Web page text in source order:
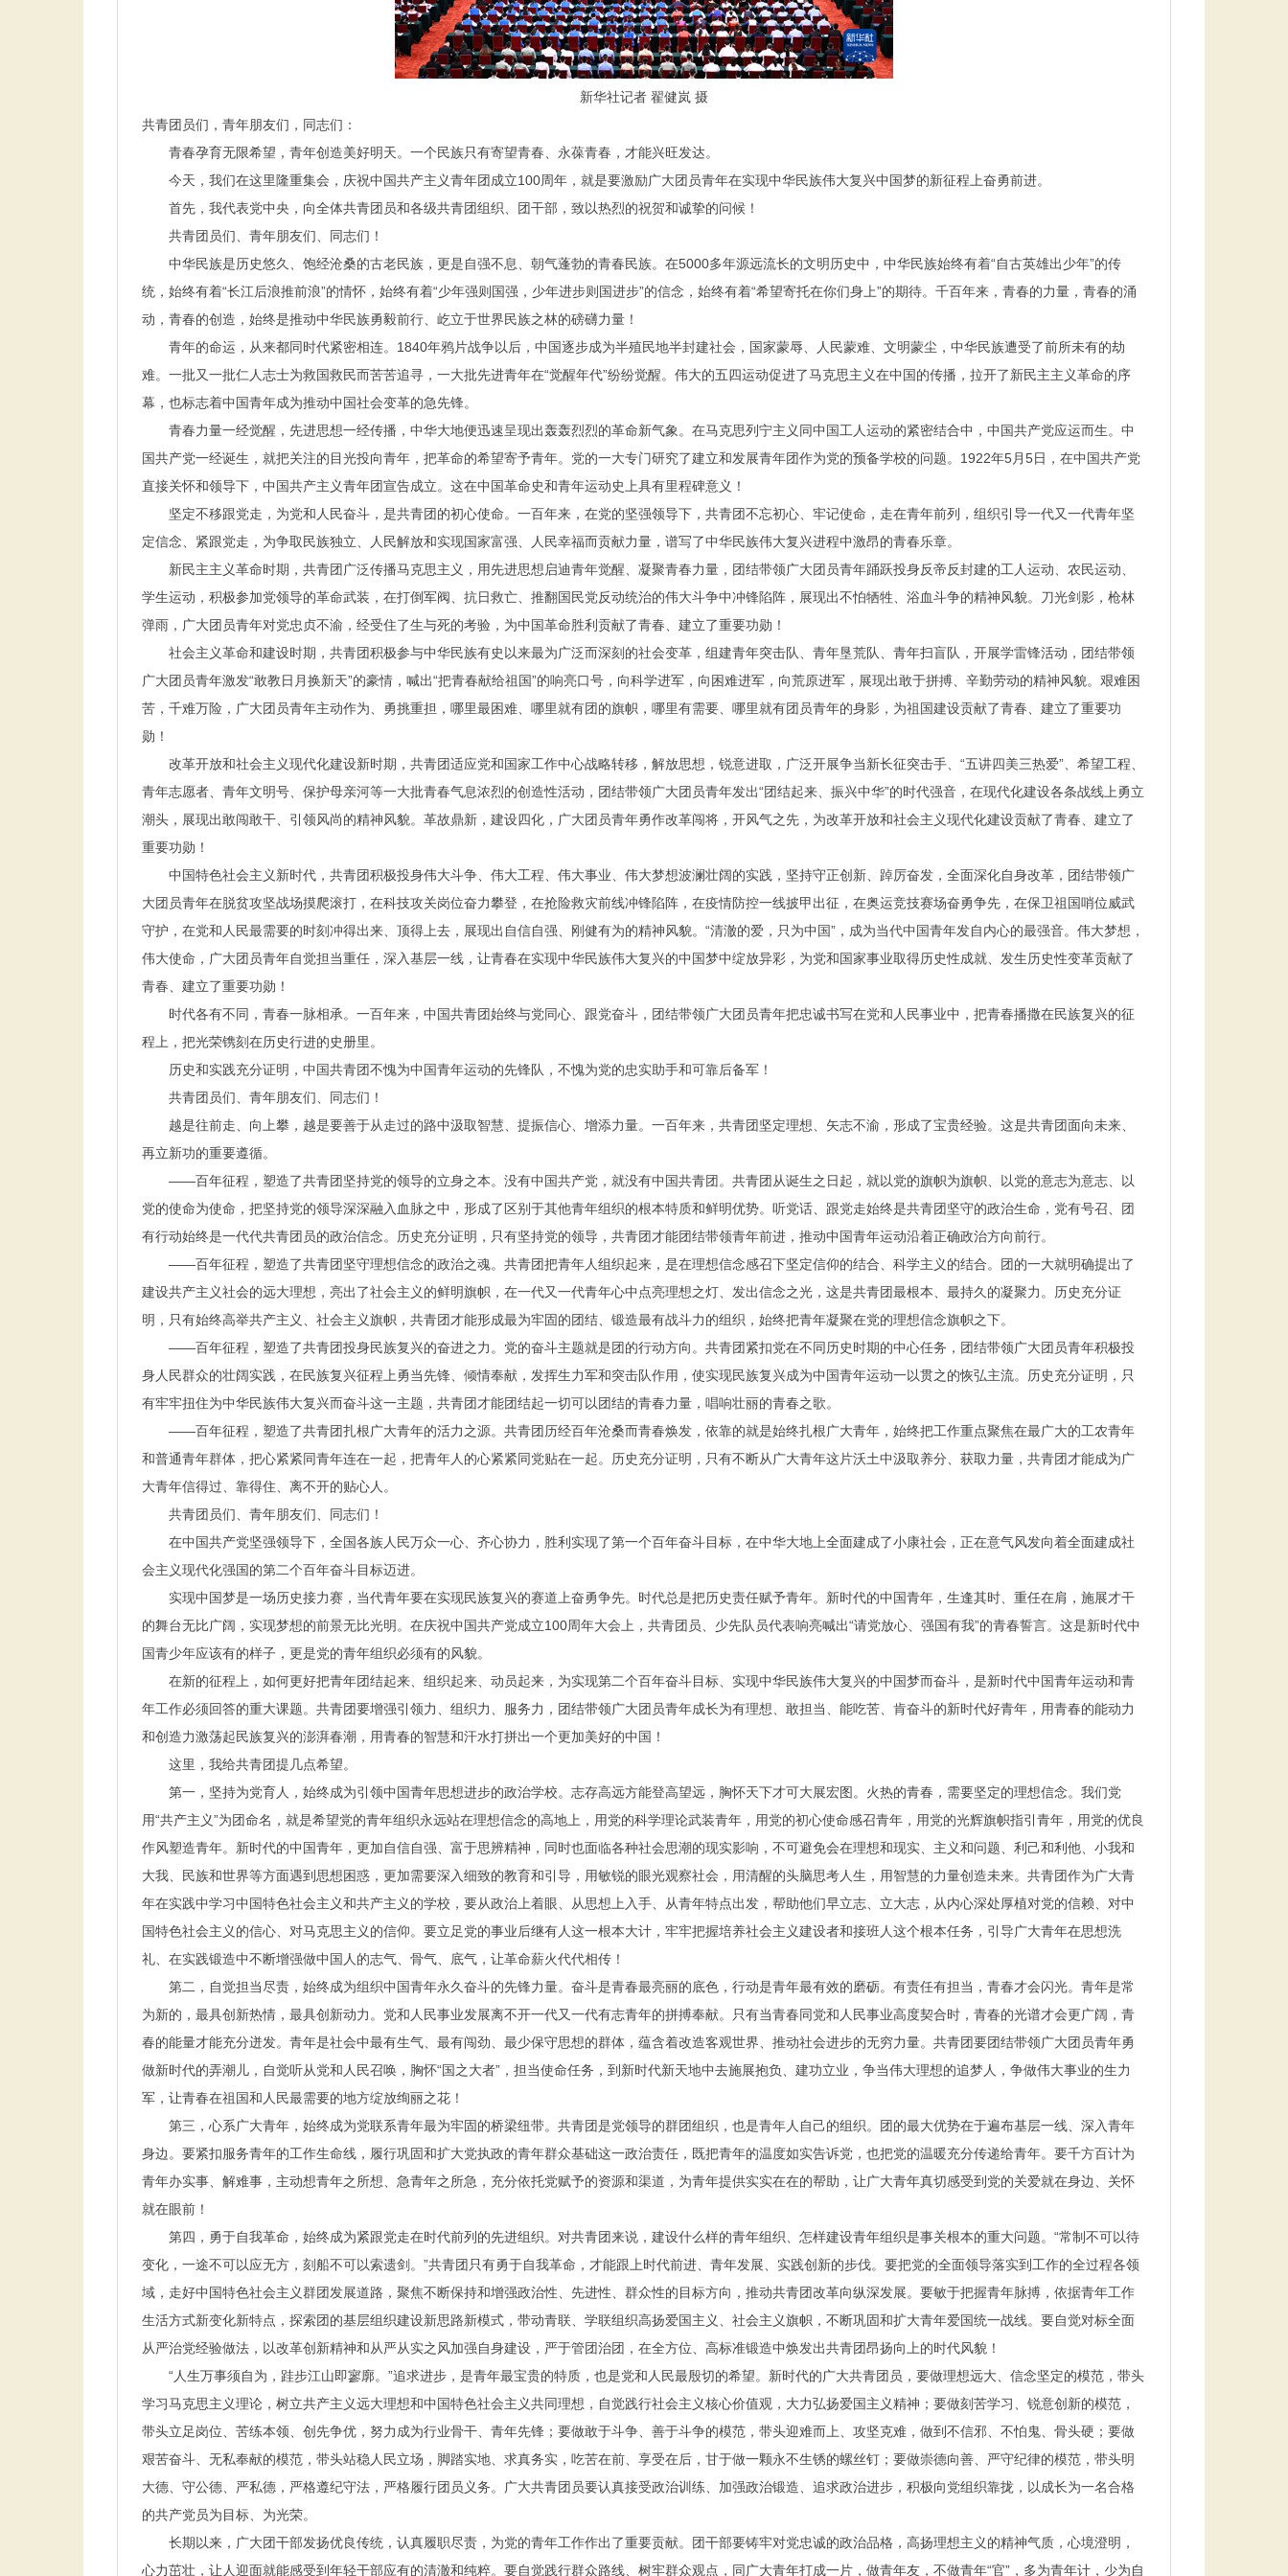
新华社记者 翟健岚 摄
共青团员们，青年朋友们，同志们：
青春孕育无限希望，青年创造美好明天。一个民族只有寄望青春、永葆青春，才能兴旺发达。
今天，我们在这里隆重集会，庆祝中国共产主义青年团成立100周年，就是要激励广大团员青年在实现中华民族伟大复兴中国梦的新征程上奋勇前进。
首先，我代表党中央，向全体共青团员和各级共青团组织、团干部，致以热烈的祝贺和诚挚的问候！
共青团员们、青年朋友们、同志们！
中华民族是历史悠久、饱经沧桑的古老民族，更是自强不息、朝气蓬勃的青春民族。在5000多年源远流长的文明历史中，中华民族始终有着“自古英雄出少年”的传
统，始终有着“长江后浪推前浪”的情怀，始终有着“少年强则国强，少年进步则国进步”的信念，始终有着“希望寄托在你们身上”的期待。千百年来，青春的力量，青春的涌
动，青春的创造，始终是推动中华民族勇毅前行、屹立于世界民族之林的磅礴力量！
青年的命运，从来都同时代紧密相连。 1840年鸦片战争以后，中国逐步成为半殖民地半封建社会，国家蒙辱、人民蒙难、文明蒙尘，中华民族遭受了前所未有的劫
难。一批又一批仁人志士为救国救民而苦苦追寻，一大批先进青年在“觉醒年代”纷纷觉醒。伟大的五四运动促进了马克思主义在中国的传播，拉开了新民主主义革命的序
幕，也标志着中国青年成为推动中国社会变革的急先锋。
青春力量一经觉醒，先进思想一经传播，中华大地便迅速呈现出轰轰烈烈的革命新气象。在马克思列宁主义同中国工人运动的紧密结合中，中国共产党应运而生。中
国共产党一经诞生，就把关注的目光投向青年，把革命的希望寄予青年。党的一大专门研究了建立和发展青年团作为党的预备学校的问题。 1922年5月5日，在中国共产党
直接关怀和领导下，中国共产主义青年团宣告成立。这在中国革命史和青年运动史上具有里程碑意义！
坚定不移跟党走，为党和人民奋斗，是共青团的初心使命。一百年来，在党的坚强领导下，共青团不忘初心、牢记使命，走在青年前列，组织引导一代又一代青年坚
定信念、紧跟党走，为争取民族独立、人民解放和实现国家富强、人民幸福而贡献力量，谱写了中华民族伟大复兴进程中激昂的青春乐章。
新民主主义革命时期，共青团广泛传播马克思主义，用先进思想启迪青年觉醒、凝聚青春力量，团结带领广大团员青年踊跃投身反帝反封建的工人运动、农民运动、
学生运动，积极参加党领导的革命武装，在打倒军阀、抗日救亡、推翻国民党反动统治的伟大斗争中冲锋陷阵，展现出不怕牺牲、浴血斗争的精神风貌。刀光剑影，枪林
弹雨，广大团员青年对党忠贞不渝，经受住了生与死的考验，为中国革命胜利贡献了青春、建立了重要功勋！
社会主义革命和建设时期，共青团积极参与中华民族有史以来最为广泛而深刻的社会变革，组建青年突击队、青年垦荒队、青年扫盲队，开展学雷锋活动，团结带领
广大团员青年激发“敢教日月换新天”的豪情，喊出“把青春献给祖国”的响亮口号，向科学进军，向困难进军，向荒原进军，展现出敢于拼搏、辛勤劳动的精神风貌。艰难困
苦，千难万险，广大团员青年主动作为、勇挑重担，哪里最困难、哪里就有团的旗帜，哪里有需要、哪里就有团员青年的身影，为祖国建设贡献了青春、建立了重要功
勋！
改革开放和社会主义现代化建设新时期，共青团适应党和国家工作中心战略转移，解放思想，锐意进取，广泛开展争当新长征突击手、“五讲四美三热爱”、希望工程、
青年志愿者、青年文明号、保护母亲河等一大批青春气息浓烈的创造性活动，团结带领广大团员青年发出“团结起来、振兴中华”的时代强音，在现代化建设各条战线上勇立
潮头，展现出敢闯敢干、引领风尚的精神风貌。革故鼎新，建设四化，广大团员青年勇作改革闯将，开风气之先，为改革开放和社会主义现代化建设贡献了青春、建立了
重要功勋！
中国特色社会主义新时代，共青团积极投身伟大斗争、伟大工程、伟大事业、伟大梦想波澜壮阔的实践，坚持守正创新、踔厉奋发，全面深化自身改革，团结带领广
大团员青年在脱贫攻坚战场摸爬滚打，在科技攻关岗位奋力攀登，在抢险救灾前线冲锋陷阵，在疫情防控一线披甲出征，在奥运竞技赛场奋勇争先，在保卫祖国哨位威武
守护，在党和人民最需要的时刻冲得出来、顶得上去，展现出自信自强、刚健有为的精神风貌。“清澈的爱，只为中国”，成为当代中国青年发自内心的最强音。伟大梦想，
伟大使命，广大团员青年自觉担当重任，深入基层一线，让青春在实现中华民族伟大复兴的中国梦中绽放异彩，为党和国家事业取得历史性成就、发生历史性变革贡献了
青春、建立了重要功勋！
时代各有不同，青春一脉相承。一百年来，中国共青团始终与党同心、跟党奋斗，团结带领广大团员青年把忠诚书写在党和人民事业中，把青春播撒在民族复兴的征
程上，把光荣镌刻在历史行进的史册里。
历史和实践充分证明，中国共青团不愧为中国青年运动的先锋队，不愧为党的忠实助手和可靠后备军！
共青团员们、青年朋友们、同志们！
越是往前走、向上攀，越是要善于从走过的路中汲取智慧、提振信心、增添力量。一百年来，共青团坚定理想、矢志不渝，形成了宝贵经验。这是共青团面向未来、
再立新功的重要遵循。
——百年征程，塑造了共青团坚持党的领导的立身之本。没有中国共产党，就没有中国共青团。共青团从诞生之日起，就以党的旗帜为旗帜、以党的意志为意志、以
党的使命为使命，把坚持党的领导深深融入血脉之中，形成了区别于其他青年组织的根本特质和鲜明优势。听党话、跟党走始终是共青团坚守的政治生命，党有号召、团
有行动始终是一代代共青团员的政治信念。历史充分证明，只有坚持党的领导，共青团才能团结带领青年前进，推动中国青年运动沿着正确政治方向前行。
——百年征程，塑造了共青团坚守理想信念的政治之魂。共青团把青年人组织起来，是在理想信念感召下坚定信仰的结合、科学主义的结合。团的一大就明确提出了
建设共产主义社会的远大理想，亮出了社会主义的鲜明旗帜，在一代又一代青年心中点亮理想之灯、发出信念之光，这是共青团最根本、最持久的凝聚力。历史充分证
明，只有始终高举共产主义、社会主义旗帜，共青团才能形成最为牢固的团结、锻造最有战斗力的组织，始终把青年凝聚在党的理想信念旗帜之下。
——百年征程，塑造了共青团投身民族复兴的奋进之力。党的奋斗主题就是团的行动方向。共青团紧扣党在不同历史时期的中心任务，团结带领广大团员青年积极投
身人民群众的壮阔实践，在民族复兴征程上勇当先锋、倾情奉献，发挥生力军和突击队作用，使实现民族复兴成为中国青年运动一以贯之的恢弘主流。历史充分证明，只
有牢牢扭住为中华民族伟大复兴而奋斗这一主题，共青团才能团结起一切可以团结的青春力量，唱响壮丽的青春之歌。
——百年征程，塑造了共青团扎根广大青年的活力之源。共青团历经百年沧桑而青春焕发，依靠的就是始终扎根广大青年，始终把工作重点聚焦在最广大的工农青年
和普通青年群体，把心紧紧同青年连在一起，把青年人的心紧紧同党贴在一起。历史充分证明，只有不断从广大青年这片沃土中汲取养分、获取力量，共青团才能成为广
大青年信得过、靠得住、离不开的贴心人。
共青团员们、青年朋友们、同志们！
在中国共产党坚强领导下，全国各族人民万众一心、齐心协力，胜利实现了第一个百年奋斗目标，在中华大地上全面建成了小康社会，正在意气风发向着全面建成社
会主义现代化强国的第二个百年奋斗目标迈进。
实现中国梦是一场历史接力赛，当代青年要在实现民族复兴的赛道上奋勇争先。时代总是把历史责任赋予青年。新时代的中国青年，生逢其时、重任在肩，施展才干
的舞台无比广阔，实现梦想的前景无比光明。在庆祝中国共产党成立100周年大会上，共青团员、少先队员代表响亮喊出“请党放心、强国有我”的青春誓言。这是新时代中
国青少年应该有的样子，更是党的青年组织必须有的风貌。
在新的征程上，如何更好把青年团结起来、组织起来、动员起来，为实现第二个百年奋斗目标、实现中华民族伟大复兴的中国梦而奋斗，是新时代中国青年运动和青
年工作必须回答的重大课题。共青团要增强引领力、组织力、服务力，团结带领广大团员青年成长为有理想、敢担当、能吃苦、肯奋斗的新时代好青年，用青春的能动力
和创造力激荡起民族复兴的澎湃春潮，用青春的智慧和汗水打拼出一个更加美好的中国！
这里，我给共青团提几点希望。
第一，坚持为党育人，始终成为引领中国青年思想进步的政治学校。志存高远方能登高望远，胸怀天下才可大展宏图。火热的青春，需要坚定的理想信念。我们党
用“共产主义”为团命名，就是希望党的青年组织永远站在理想信念的高地上，用党的科学理论武装青年，用党的初心使命感召青年，用党的光辉旗帜指引青年，用党的优良
作风塑造青年。新时代的中国青年，更加自信自强、富于思辨精神，同时也面临各种社会思潮的现实影响，不可避免会在理想和现实、主义和问题、利己和利他、小我和
大我、民族和世界等方面遇到思想困惑，更加需要深入细致的教育和引导，用敏锐的眼光观察社会，用清醒的头脑思考人生，用智慧的力量创造未来。共青团作为广大青
年在实践中学习中国特色社会主义和共产主义的学校，要从政治上着眼、从思想上入手、从青年特点出发，帮助他们早立志、立大志，从内心深处厚植对党的信赖、对中
国特色社会主义的信心、对马克思主义的信仰。要立足党的事业后继有人这一根本大计，牢牢把握培养社会主义建设者和接班人这个根本任务，引导广大青年在思想洗
礼、在实践锻造中不断增强做中国人的志气、骨气、底气，让革命薪火代代相传！
第二，自觉担当尽责，始终成为组织中国青年永久奋斗的先锋力量。奋斗是青春最亮丽的底色，行动是青年最有效的磨砺。有责任有担当，青春才会闪光。青年是常
为新的，最具创新热情，最具创新动力。党和人民事业发展离不开一代又一代有志青年的拼搏奉献。只有当青春同党和人民事业高度契合时，青春的光谱才会更广阔，青
春的能量才能充分迸发。青年是社会中最有生气、最有闯劲、最少保守思想的群体，蕴含着改造客观世界、推动社会进步的无穷力量。共青团要团结带领广大团员青年勇
做新时代的弄潮儿，自觉听从党和人民召唤，胸怀“国之大者”，担当使命任务，到新时代新天地中去施展抱负、建功立业，争当伟大理想的追梦人，争做伟大事业的生力
军，让青春在祖国和人民最需要的地方绽放绚丽之花！
第三，心系广大青年，始终成为党联系青年最为牢固的桥梁纽带。共青团是党领导的群团组织，也是青年人自己的组织。团的最大优势在于遍布基层一线、深入青年
身边。要紧扣服务青年的工作生命线，履行巩固和扩大党执政的青年群众基础这一政治责任，既把青年的温度如实告诉党，也把党的温暖充分传递给青年。要千方百计为
青年办实事、解难事，主动想青年之所想、急青年之所急，充分依托党赋予的资源和渠道，为青年提供实实在在的帮助，让广大青年真切感受到党的关爱就在身边、关怀
就在眼前！
第四，勇于自我革命，始终成为紧跟党走在时代前列的先进组织。对共青团来说，建设什么样的青年组织、怎样建设青年组织是事关根本的重大问题。“常制不可以待
变化，一途不可以应无方，刻船不可以索遗剑。”共青团只有勇于自我革命，才能跟上时代前进、青年发展、实践创新的步伐。要把党的全面领导落实到工作的全过程各领
域，走好中国特色社会主义群团发展道路，聚焦不断保持和增强政治性、先进性、群众性的目标方向，推动共青团改革向纵深发展。要敏于把握青年脉搏，依据青年工作
生活方式新变化新特点，探索团的基层组织建设新思路新模式，带动青联、学联组织高扬爱国主义、社会主义旗帜，不断巩固和扩大青年爱国统一战线。要自觉对标全面
从严治党经验做法，以改革创新精神和从严从实之风加强自身建设，严于管团治团，在全方位、高标准锻造中焕发出共青团昂扬向上的时代风貌！
“人生万事须自为，跬步江山即寥廓。”追求进步，是青年最宝贵的特质，也是党和人民最殷切的希望。新时代的广大共青团员，要做理想远大、信念坚定的模范，带头
学习马克思主义理论，树立共产主义远大理想和中国特色社会主义共同理想，自觉践行社会主义核心价值观，大力弘扬爱国主义精神；要做刻苦学习、锐意创新的模范，
带头立足岗位、苦练本领、创先争优，努力成为行业骨干、青年先锋；要做敢于斗争、善于斗争的模范，带头迎难而上、攻坚克难，做到不信邪、不怕鬼、骨头硬；要做
艰苦奋斗、无私奉献的模范，带头站稳人民立场，脚踏实地、求真务实，吃苦在前、享受在后，甘于做一颗永不生锈的螺丝钉；要做崇德向善、严守纪律的模范，带头明
大德、守公德、严私德，严格遵纪守法，严格履行团员义务。广大共青团员要认真接受政治训练、加强政治锻造、追求政治进步，积极向党组织靠拢，以成长为一名合格
的共产党员为目标、为光荣。
长期以来，广大团干部发扬优良传统，认真履职尽责，为党的青年工作作出了重要贡献。团干部要铸牢对党忠诚的政治品格，高扬理想主义的精神气质，心境澄明，
心力茁壮，让人迎面就能感受到年轻干部应有的清澈和纯粹。要自觉践行群众路线、树牢群众观点，同广大青年打成一片，做青年友，不做青年“官”，多为青年计，少为自